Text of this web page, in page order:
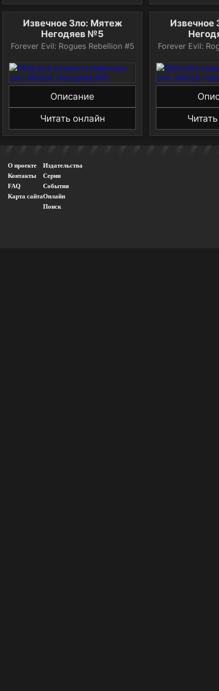
Извечное Зло: Мятеж
Негодяев №5
Forever Evil: Rogues Rebellion #5
Описание
Читать онлайн
Извечное
Forever Evil:
О проекте
Контакты
FAQ
Карта сайта
Издательства
Серии
События
Онлайн
Поиск